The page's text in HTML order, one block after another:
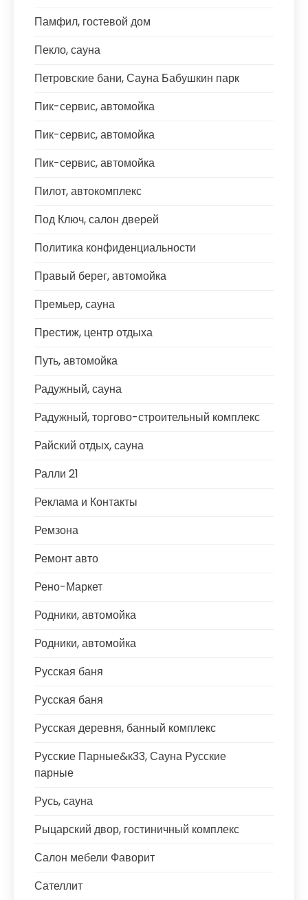
Памфил, гостевой дом
Пекло, сауна
Петровские бани, Сауна Бабушкин парк
Пик-сервис, автомойка
Пик-сервис, автомойка
Пик-сервис, автомойка
Пилот, автокомплекс
Под Ключ, салон дверей
Политика конфиденциальности
Правый берег, автомойка
Премьер, сауна
Престиж, центр отдыха
Путь, автомойка
Радужный, сауна
Радужный, торгово-строительный комплекс
Райский отдых, сауна
Ралли 21
Реклама и Контакты
Ремзона
Ремонт авто
Рено-Маркет
Родники, автомойка
Родники, автомойка
Русская баня
Русская баня
Русская деревня, банный комплекс
Русские Парные&к33, Сауна Русские
парные
Русь, сауна
Рыцарский двор, гостиничный комплекс
Салон мебели Фаворит
Сателлит